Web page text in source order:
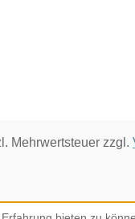
Mehrwertsteuer zzgl.